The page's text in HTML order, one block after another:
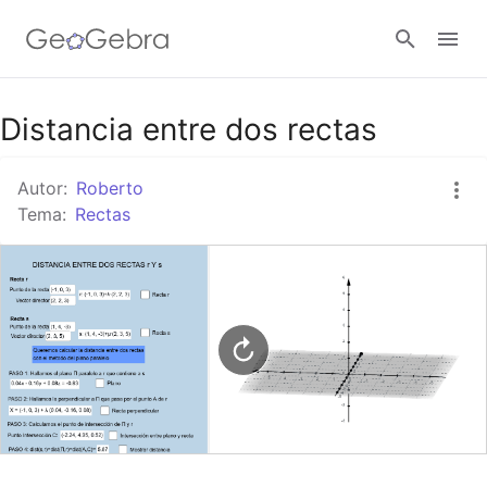
Google Classroom
GeoGebra Classroom
Distancia entre dos rectas
Autor: Roberto
Tema: Rectas